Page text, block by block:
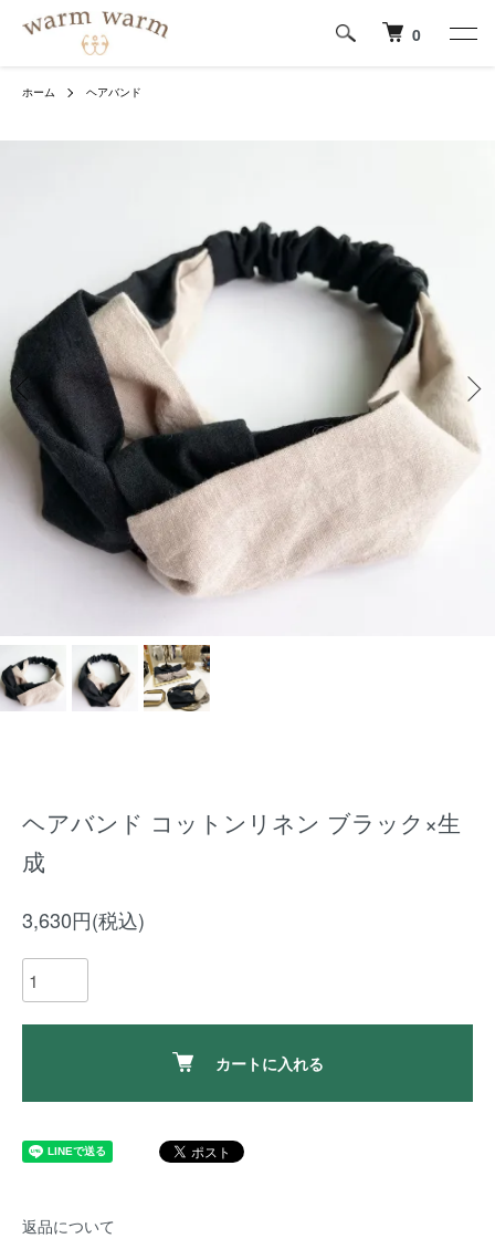
0
ホーム ヘアバンド
ヘアバンド コットンリネン ブラック×生
成
3,630円(税込)
カートに入れる
返品について